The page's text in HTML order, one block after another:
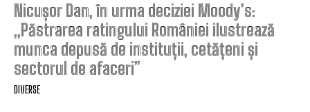
Nicușor Dan, în urma deciziei Moody’s:
„Păstrarea ratingului României ilustrează
munca depusă de instituții, cetățeni și
sectorul de afaceri”
DIVERSE